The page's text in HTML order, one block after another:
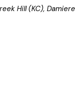
Hill (KC), Damiere